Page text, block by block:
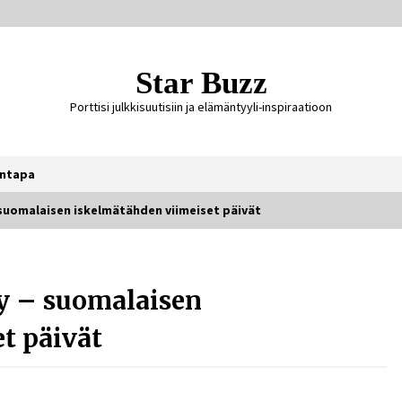
Star Buzz
Porttisi julkkisuutisiin ja elämäntyyli-inspiraatioon
tiedetään?
5 päivää sitten
iskelmätähden viimeiset päivät
– suomalaisen
päivät